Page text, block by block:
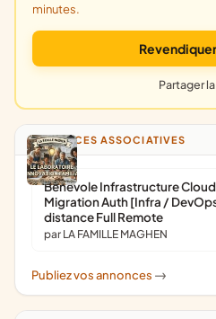
minutes.
Partager
ANNONCES ASSOCIATIVES
Bénévole Infrastructure Cloud
Migration Auth [Infra /
distance Full Remote
par LA FAMILLE MAGHEN
Publiez vos annonces ->